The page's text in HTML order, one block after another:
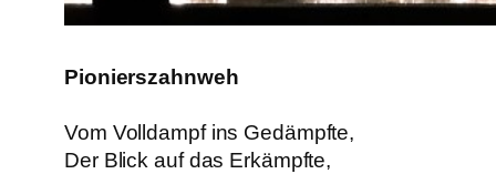
Pionierszahnweh
Vom Volldampf ins Gedämpfte,
Der Blick auf das Erkämpfte,